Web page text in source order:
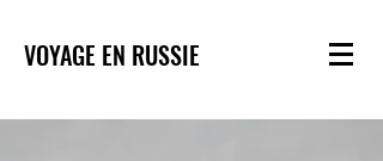
VOYAGE EN RUSSIE